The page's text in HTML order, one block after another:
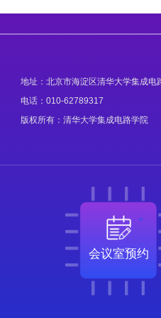
地址：北京市海淀区清华大学集成电
电话：010-62789317
版权所有：清华大学集成电路学院
会议室预约